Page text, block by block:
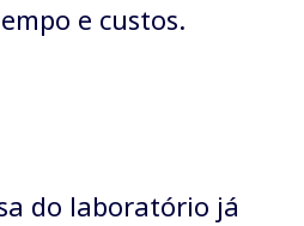
e custos.
do laboratório já